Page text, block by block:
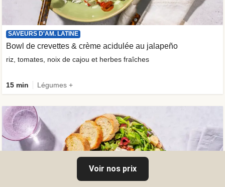
SAVEURS D'AM. LATINE
Bowl de crevettes & crème acidulée au jalapeño
riz, tomates, noix de cajou et herbes fraîches
15 min Légumes +
Voir nos prix